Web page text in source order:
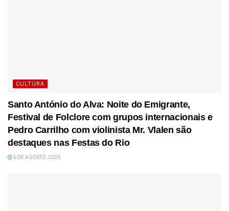
CULTURA
Santo António do Alva: Noite do Emigrante,
Festival de Folclore com grupos internacionais e
Pedro Carrilho com violinista Mr. Vlalen são
destaques nas Festas do Rio
6 DE AGOSTO, 2026